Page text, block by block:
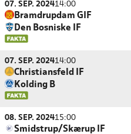
07. SEP. 202414:00
Bramdrupdam GIF
Den Bosniske IF
07. SEP. 202414:00
Christiansfeld IF
Kolding B
08. SEP. 202415:00
Smidstrup/Skærup IF